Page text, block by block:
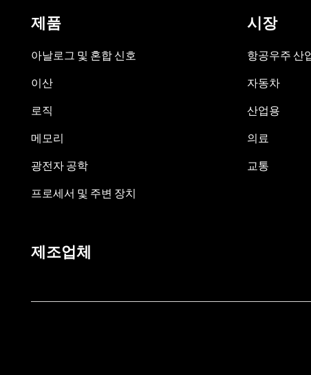
제품
아날로그 및 혼합 신호
이산
로직
메모리
광전자 공학
프로세서 및 주변 장치
시장
항공우주 산
자동차
산업용
의료
교통
제조업체